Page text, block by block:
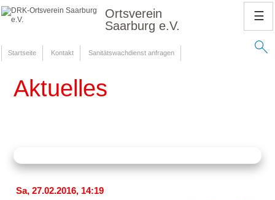
Ortsverein
Saarburg e.V.
Startseite Kontakt Sanitätswachdienst anfragen
☰
Aktuelles
Sa, 27.02.2016, 14:19